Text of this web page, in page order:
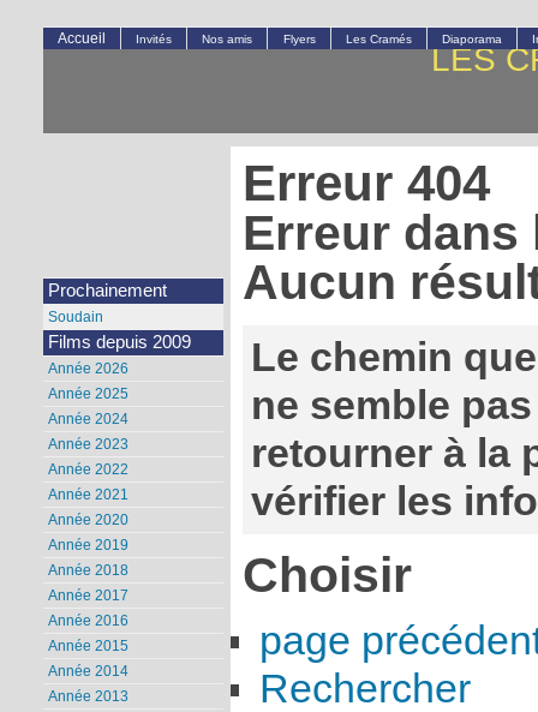
LES
Erreur 404
Erreur dans
Aucun
Le chemin
ne semble
retourner à la
vérifier les
Choisir
page
Rechercher
Accueil Invités Nos amis Flyers Les Cramés Diaporama
Prochainement
Soudain
Films depuis 2009
Année 2026
Année 2025
Année 2024
Année 2023
Année 2022
Année 2021
Année 2020
Année 2019
Année 2018
Année 2017
Année 2016
Année 2015
Année 2014
Année 2013